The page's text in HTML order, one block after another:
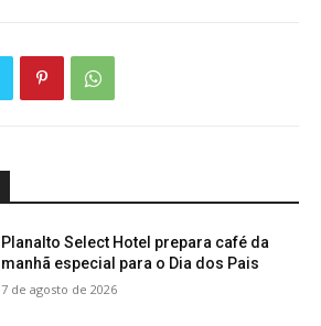
Planalto Select Hotel prepara café da
manhã especial para o Dia dos Pais
7 de agosto de 2026